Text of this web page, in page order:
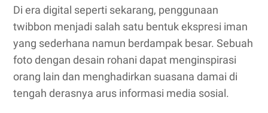
Di era digital seperti sekarang, penggunaan
twibbon menjadi salah satu bentuk ekspresi iman
yang sederhana namun berdampak besar. Sebuah
foto dengan desain rohani dapat menginspirasi
orang lain dan menghadirkan suasana damai di
tengah derasnya arus informasi media sosial.